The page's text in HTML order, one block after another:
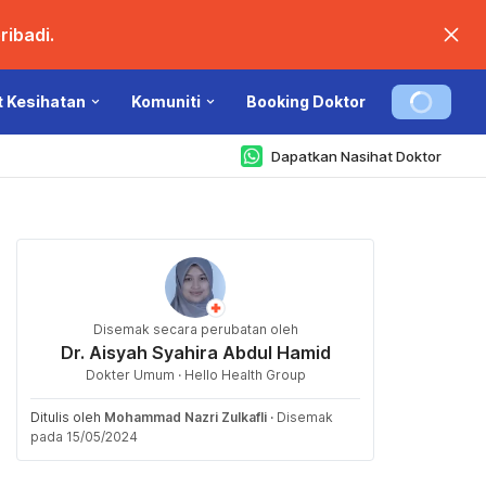
Kesihatan Komuniti Booking Doktor
Dapatkan Nasihat Doktor
Disemak secara perubatan oleh
Dr. Aisyah Syahira Abdul Hamid
Dokter Umum · Hello Health Group
Ditulis oleh Mohammad Nazri Zulkafli · Disemak
pada 15/05/2024